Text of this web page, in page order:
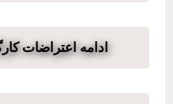
ادامه اعتراضات